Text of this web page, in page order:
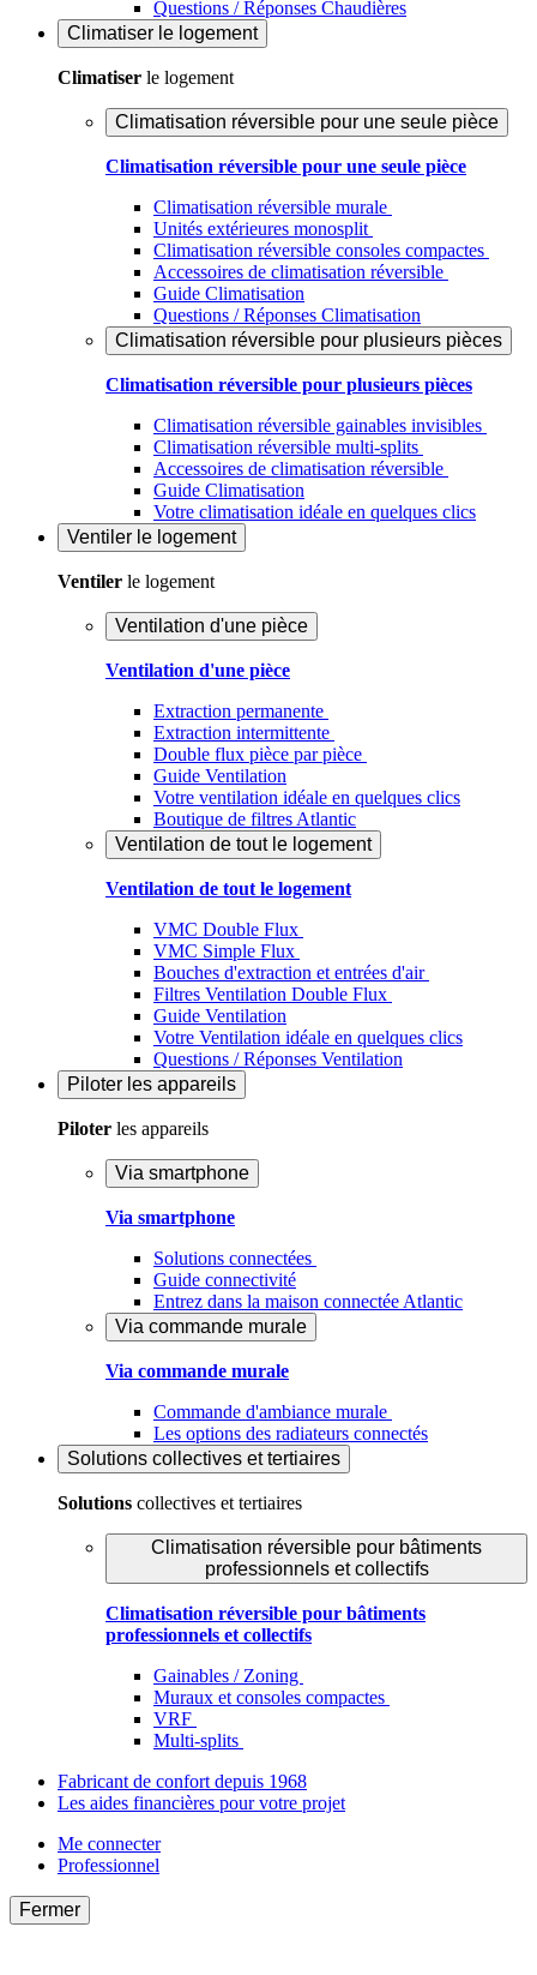
Questions / Réponses Chaudières
Climatiser le logement
Climatiser le logement
Climatisation réversible pour une seule pièce
Climatisation réversible pour une seule pièce
Climatisation réversible murale
Unités extérieures monosplit
Climatisation réversible consoles compactes
Accessoires de climatisation réversible
Guide Climatisation
Questions / Réponses Climatisation
Climatisation réversible pour plusieurs pièces
Climatisation réversible pour plusieurs pièces
Climatisation réversible gainables invisibles
Climatisation réversible multi-splits
Accessoires de climatisation réversible
Guide Climatisation
Votre climatisation idéale en quelques clics
Ventiler le logement
Ventiler le logement
Ventilation d'une pièce
Ventilation d'une pièce
Extraction permanente
Extraction intermittente
Double flux pièce par pièce
Guide Ventilation
Votre ventilation idéale en quelques clics
Boutique de filtres Atlantic
Ventilation de tout le logement
Ventilation de tout le logement
VMC Double Flux
VMC Simple Flux
Bouches d'extraction et entrées d'air
Filtres Ventilation Double Flux
Guide Ventilation
Votre Ventilation idéale en quelques clics
Questions / Réponses Ventilation
Piloter les appareils
Piloter les appareils
Via smartphone
Via smartphone
Solutions connectées
Guide connectivité
Entrez dans la maison connectée Atlantic
Via commande murale
Via commande murale
Commande d'ambiance murale
Les options des radiateurs connectés
Solutions collectives et tertiaires
Solutions collectives et tertiaires
Climatisation réversible pour bâtiments
professionnels et collectifs
Climatisation réversible pour bâtiments
professionnels et collectifs
Gainables / Zoning
Muraux et consoles compactes
VRF
Multi-splits
Fabricant de confort depuis 1968
Les aides financières pour votre projet
Me connecter
Professionnel
Fermer